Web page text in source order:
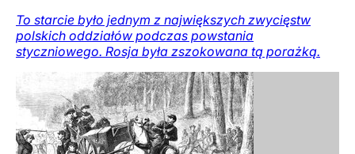
To starcie było jednym z największych zwycięstw
polskich oddziałów podczas powstania
styczniowego. Rosja była zszokowana tą porażką.